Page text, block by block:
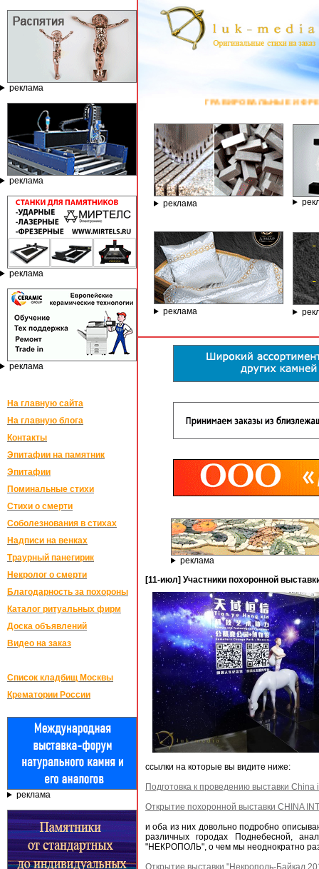
реклама
реклама
реклама
реклама
На главную сайта
На главную блога
Контакты
Эпитафии на памятник
Эпитафии
Поминальные стихи
Стихи о смерти
Соболезнования в стихах
Надписи на венках
Траурный панегирик
Некролог о смерти
Благодарность за похороны
Каталог ритуальных фирм
Доска объявлений
Видео на заказ
Список кладбищ Москвы
Крематории России
реклама
ГРАВИРОВАЛЬНЫЕ И ФРЕЗЕРНЫЕ СТАНКИ ПО
реклама
реклама
реклама
[11-июл] Участники похоронной
ссылки на которые вы видите ниже:
Подготовка к проведению выставки
Открытие похоронной выставки CHINA
и оба из них довольно подробно
различных городах Поднебесной,
"НЕКРОПОЛЬ", о чем мы неоднократно
Открытие выставки "Некрополь-Байкал